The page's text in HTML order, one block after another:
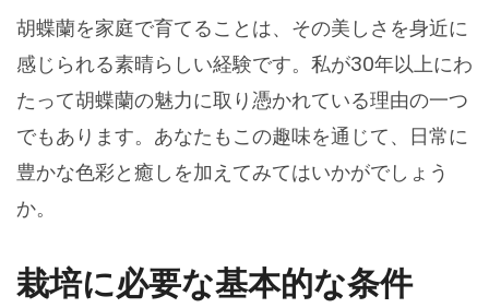
胡蝶蘭を家庭で育てることは、その美しさを身近に
感じられる素晴らしい経験です。私が30年以上にわ
たって胡蝶蘭の魅力に取り憑かれている理由の一つ
でもあります。あなたもこの趣味を通じて、日常に
豊かな色彩と癒しを加えてみてはいかがでしょう
か。
栽培に必要な基本的な条件